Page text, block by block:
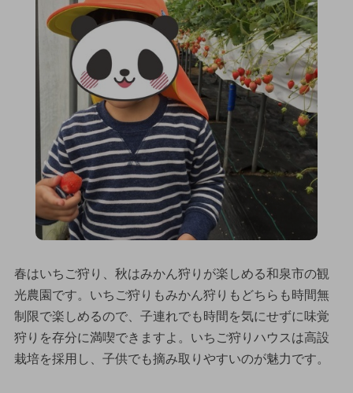
春はいちご狩り、秋はみかん狩りが楽しめる和泉市の観
光農園です。いちご狩りもみかん狩りもどちらも時間無
制限で楽しめるので、子連れでも時間を気にせずに味覚
狩りを存分に満喫できますよ。いちご狩りハウスは高設
栽培を採用し、子供でも摘み取りやすいのが魅力です。